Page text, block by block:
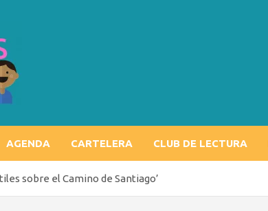
AGENDA CARTELERA CLUB DE LECTURA
sobre el Camino de Santiago’